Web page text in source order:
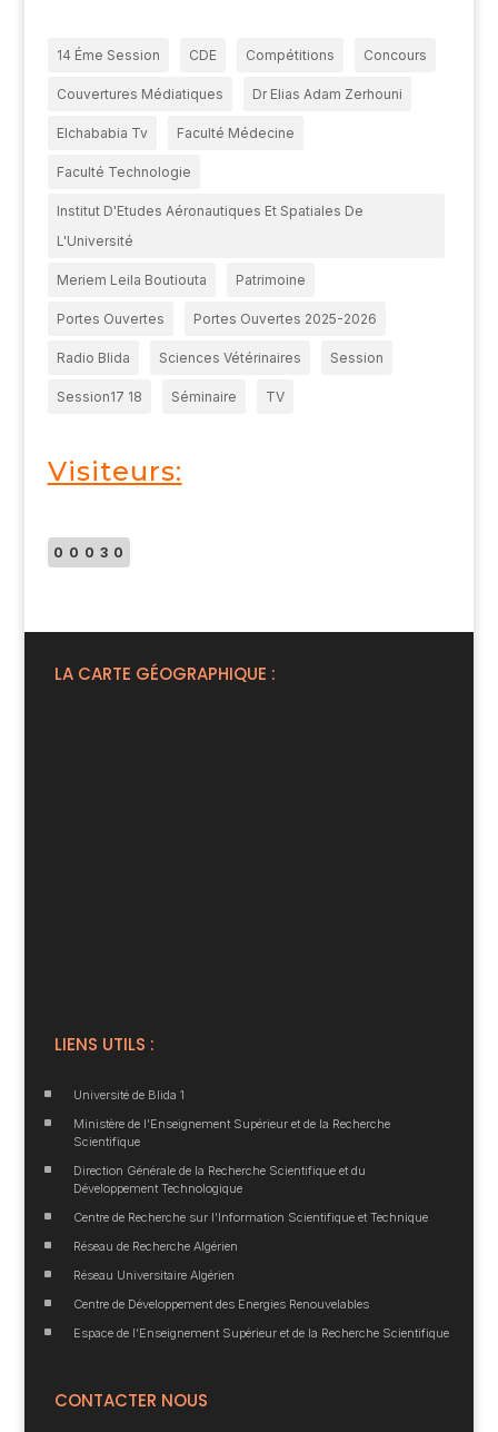
14 Éme Session CDE Compétitions Concours
Couvertures Médiatiques Dr Elias Adam Zerhouni
Elchababia Tv Faculté Médecine
Faculté Technologie
Institut D'Etudes Aéronautiques Et Spatiales De
L'Université
Meriem Leila Boutiouta Patrimoine
Portes Ouvertes Portes Ouvertes 2025-2026
Radio Blida Sciences Vétérinaires Session
Session17 18 Séminaire TV
Visiteurs:
00030
LA CARTE GÉOGRAPHIQUE :
LIENS UTILS :
^ Université de Blida 1
^
Ministère de l’Enseignement Supérieur et de la Recherche
Scientifique
^
Direction Générale de la Recherche Scientifique et du
Développement Technologique
^ Centre de Recherche sur l’Information Scientifique et Technique
^ Réseau de Recherche Algérien
^ Réseau Universitaire Algérien
^ Centre de Développement des Energies Renouvelables
^ Espace de l’Enseignement Supérieur et de la Recherche Scientifique
CONTACTER NOUS